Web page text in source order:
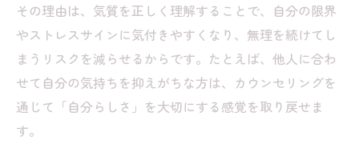
繊細さを強みに変えるカウンセリングの工
夫
カウンセリング受けづらい悩みの解消アプ
ローチ
その理由は、気質を正しく理解することで、自分の限界
やストレスサインに気付きやすくなり、無理を続けてし
まうリスクを減らせるからです。たとえば、他人に合わ
せて自分の気持ちを抑えがちな方は、カウンセリングを
通じて「自分らしさ」を大切にする感覚を取り戻せま
す。